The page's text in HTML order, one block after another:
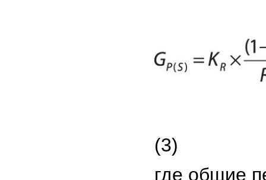
(3)
где общие